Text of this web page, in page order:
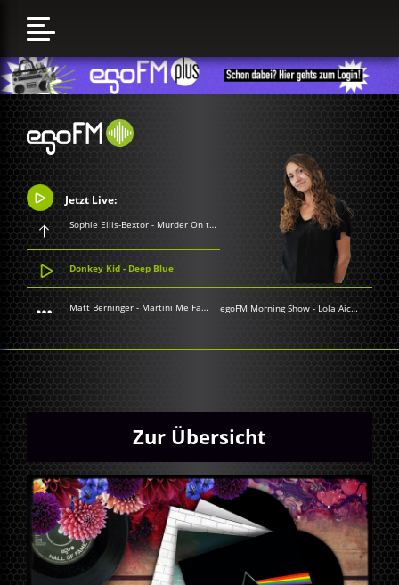
Jetzt Live:
Sophie Ellis-Bextor - Murder On the Dancefloor
Donkey Kid - Deep Blue
Matt Berninger - Martini Me Fatso egoFM Morning Show - Lola Aichner
Zur Übersicht